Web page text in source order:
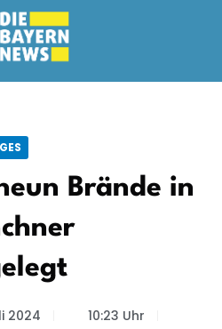
Brände in
2024 10:23 Uhr